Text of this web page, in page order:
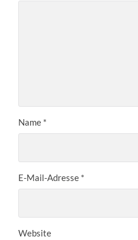
Name *
E-Mail-Adresse *
Website